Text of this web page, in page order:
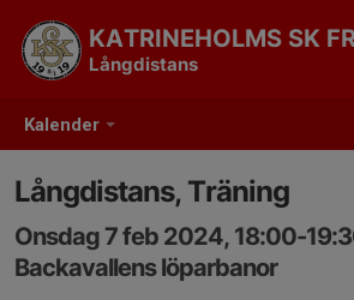
Kalender
KATRINEHOLMS SK
Långdistans
Långdistans, Träning
Onsdag 7 feb 2024, 18:00-
Backavallens löparbanor